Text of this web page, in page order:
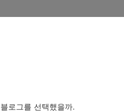
로그를 선택했을까.